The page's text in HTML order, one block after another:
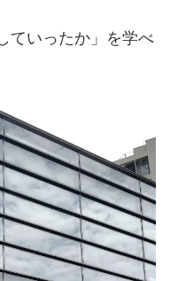
ていったか」を学べ